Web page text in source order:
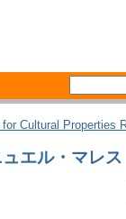
Cultural Properties
エル・マレス